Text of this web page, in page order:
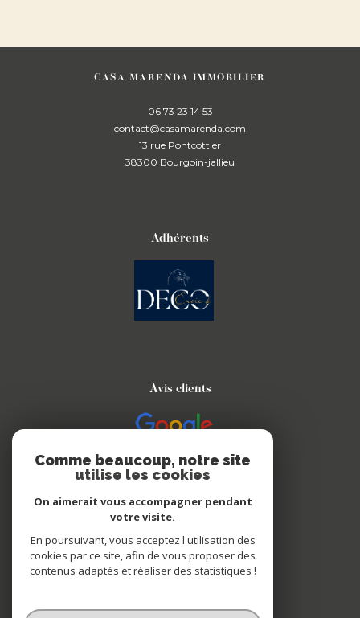
CASA MARENDA IMMOBILIER
06 73 23 14 53
contact@casamarenda.com
13 rue Pontcottier
38300
bourgoin-jallieu
Adhérents
Avis clients
Nous suivre sur
Comme beaucoup, notre site
utilise les cookies
On aimerait vous accompagner pendant
votre visite.
En poursuivant, vous acceptez l'utilisation des
cookies par ce site, afin de vous proposer des
contenus adaptés et réaliser des statistiques !
AFFINER LES CRITÈRES
FILTRER PAR
RECHERCHER